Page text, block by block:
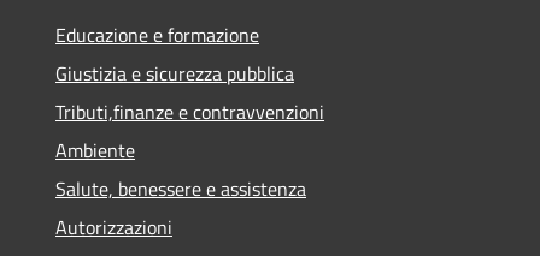
Educazione e formazione
Giustizia e sicurezza pubblica
Tributi,finanze e contravvenzioni
Ambiente
Salute, benessere e assistenza
Autorizzazioni